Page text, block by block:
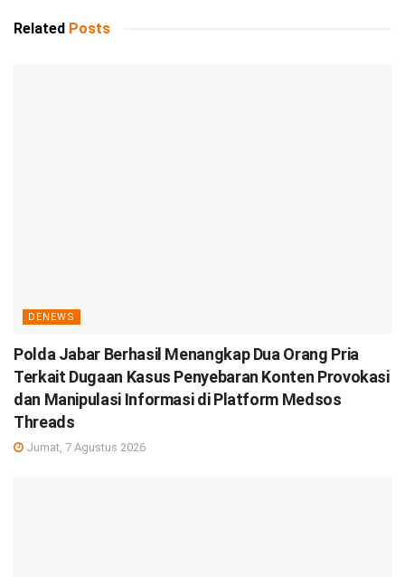
Related Posts
DENEWS
Polda Jabar Berhasil Menangkap Dua Orang Pria
Terkait Dugaan Kasus Penyebaran Konten Provokasi
dan Manipulasi Informasi di Platform Medsos
Threads
Jumat, 7 Agustus 2026